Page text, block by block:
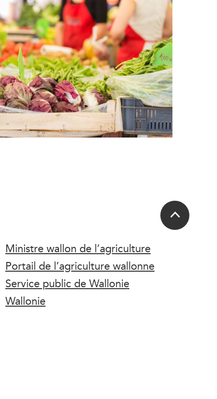
Ministre wallon de l’agriculture
Portail de l’agriculture wallonne
Service public de Wallonie
Wallonie